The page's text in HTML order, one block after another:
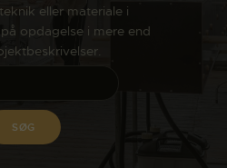
eller materiale i
opdagelse i mere end